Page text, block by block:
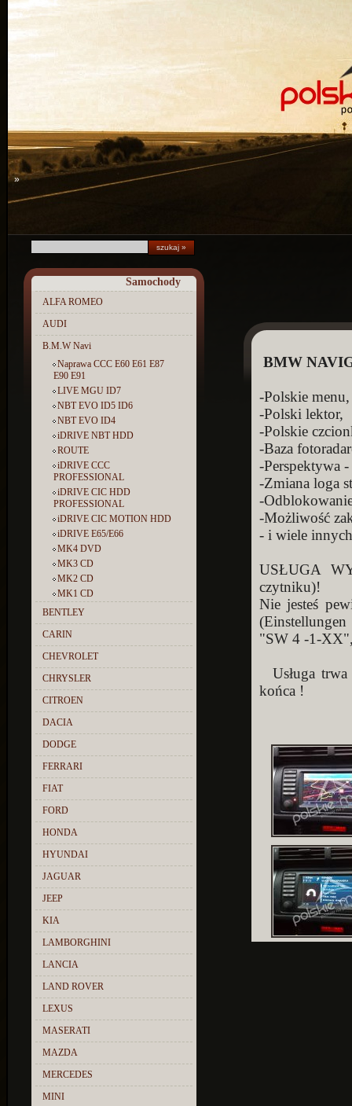
»
Samochody
ALFA ROMEO
AUDI
B.M.W Navi
Naprawa CCC E60 E61 E87
E90 E91
LIVE MGU ID7
NBT EVO ID5 ID6
NBT EVO ID4
iDRIVE NBT HDD
ROUTE
iDRIVE CCC
PROFESSIONAL
iDRIVE CIC HDD
PROFESSIONAL
iDRIVE CIC MOTION HDD
iDRIVE E65/E66
MK4 DVD
MK3 CD
MK2 CD
MK1 CD
BENTLEY
CARIN
CHEVROLET
CHRYSLER
CITROEN
DACIA
DODGE
FERRARI
FIAT
FORD
HONDA
HYUNDAI
JAGUAR
JEEP
KIA
LAMBORGHINI
LANCIA
LAND ROVER
LEXUS
MASERATI
MAZDA
MERCEDES
MINI
BMW
-Polskie menu,
-Polski lektor,
-Polskie
-Baza
-Perspektywa
-Zmiana loga
-
-Możliwość
- i wiele
USŁUGA
czytniku)!
Nie jesteś
"SW 4 -1-
Usługa
końca !